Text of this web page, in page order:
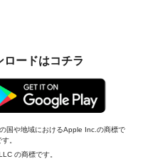
ードはコチラ
国や地域におけるApple Inc.の商標で
。
の商標です。